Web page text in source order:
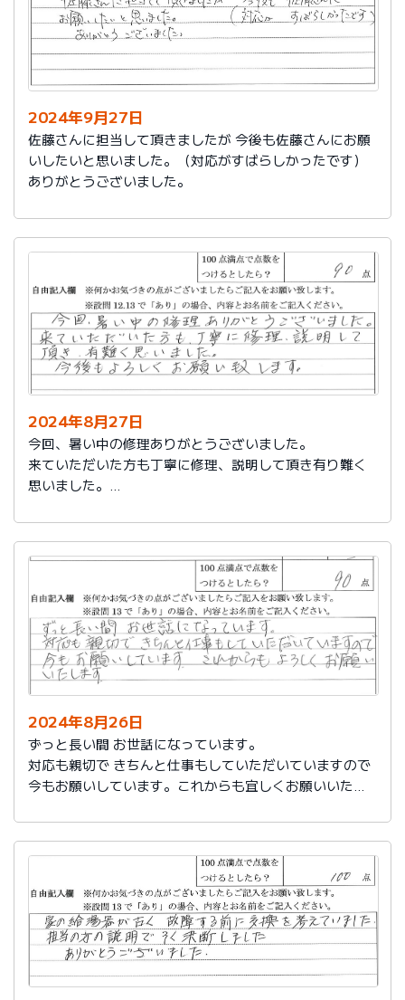
2024年9月27日
佐藤さんに担当して頂きましたが 今後も佐藤さんにお願
いしたいと思いました。（対応がすばらしかったです）
ありがとうございました。
2024年8月27日
今回、暑い中の修理ありがとうございました。
来ていただいた方も丁寧に修理、説明して頂き有り難く
思いました。
2024年8月26日
ずっと長い間 お世話になっています。
対応も親切で きちんと仕事もしていただいていますので
今もお願いしています。これからも宜しくお願いいたし